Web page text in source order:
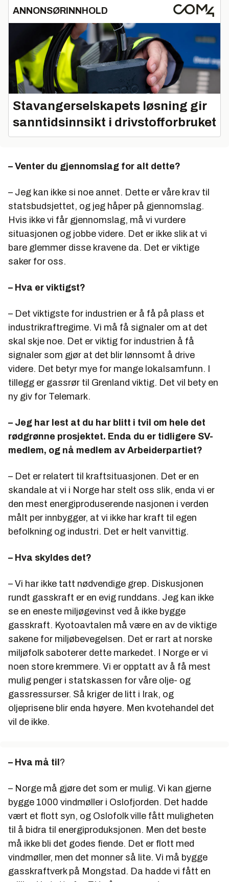
ANNONSØRINNHOLD
Stavangerselskapets løsning gir
sanntidsinnsikt i drivstofforbruket
– Venter du gjennomslag for alt dette?
– Jeg kan ikke si noe annet. Dette er våre krav til
statsbudsjettet, og jeg håper på gjennomslag.
Hvis ikke vi får gjennomslag, må vi vurdere
situasjonen og jobbe videre. Det er ikke slik at vi
bare glemmer disse kravene da. Det er viktige
saker for oss.
– Hva er viktigst?
– Det viktigste for industrien er å få på plass et
industrikraftregime. Vi må få signaler om at det
skal skje noe. Det er viktig for industrien å få
signaler som gjør at det blir lønnsomt å drive
videre. Det betyr mye for mange lokalsamfunn. I
tillegg er gassrør til Grenland viktig. Det vil bety en
ny giv for Telemark.
– Jeg har lest at du har blitt i tvil om hele det
rødgrønne prosjektet. Enda du er tidligere SV-
medlem, og nå medlem av Arbeiderpartiet?
– Det er relatert til kraftsituasjonen. Det er en
skandale at vi i Norge har stelt oss slik, enda vi er
den mest energiproduserende nasjonen i verden
målt per innbygger, at vi ikke har kraft til egen
befolkning og industri. Det er helt vanvittig.
– Hva skyldes det?
– Vi har ikke tatt nødvendige grep. Diskusjonen
rundt gasskraft er en evig runddans. Jeg kan ikke
se en eneste miljøgevinst ved å ikke bygge
gasskraft. Kyotoavtalen må være en av de viktige
sakene for miljøbevegelsen. Det er rart at norske
miljøfolk saboterer dette markedet. I Norge er vi
noen store kremmere. Vi er opptatt av å få mest
mulig penger i statskassen for våre olje- og
gassressurser. Så kriger de litt i Irak, og
oljeprisene blir enda høyere. Men kvotehandel det
vil de ikke.
– Hva må til?
– Norge må gjøre det som er mulig. Vi kan gjerne
bygge 1000 vindmøller i Oslofjorden. Det hadde
vært et flott syn, og Oslofolk ville fått muligheten
til å bidra til energiproduksjonen. Men det beste
må ikke bli det godes fiende. Det er flott med
vindmøller, men det monner så lite. Vi må bygge
gasskraftverk på Mongstad. Da hadde vi fått en